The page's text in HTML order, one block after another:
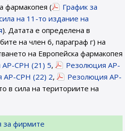
фармакопея (
График за
на 11-то издание на
). Датата е определена в
на член 6, параграф г) на
на Европейска фармакопея
CPH (21) 5,
Резолюция AP-
CPH (22) 2,
Резолюция AP-
в сила на териториите на
фирмите